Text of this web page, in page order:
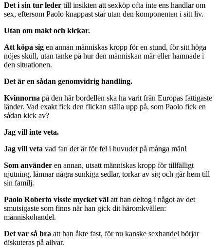
Det i sin tur leder till insikten att sexköp ofta inte ens handlar om
sex, eftersom Paolo knappast står utan den komponenten i sitt liv.
Utan om makt och kickar.
Att köpa sig en annan människas kropp för en stund, för sitt höga
nöjes skull, utan tanke på hur den människan mår eller hamnade i
den situationen.
Det är en sådan genomvidrig handling.
Kvinnorna på den här bordellen ska ha varit från Europas fattigaste
länder. Vad exakt fick den flickan ställa upp på, som Paolo fick en
sådan kick av?
Jag vill inte veta.
Jag vill veta vad fan det är för fel i huvudet på många män!
Som använder en annan, utsatt människas kropp för tillfälligt
njutning, lämnar några sunkiga sedlar, torkar av sig och går hem till
sin familj.
Paolo Roberto visste mycket väl att han deltog i något av det
smutsigaste som finns när han gick dit häromkvällen:
människohandel.
Det var så bra att han åkte fast, för nu kanske sexhandel börjar
diskuteras på allvar.